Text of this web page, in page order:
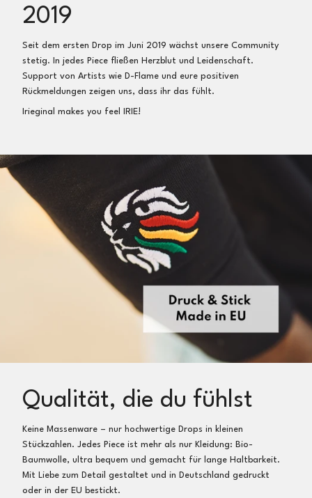
Wir erstatten dir dann dein Geld nach Eingang und
Prüfung der Artikel direkt zurück
Umtausch:
Gerne führen wir einen Umtausch in eine andere Größe
oder in einen anderen Artikel durch
Frankieren (z.B. online alsMaxi Briefinkl.
und an Irieginal, Sichterwiese 23a, 32758 Detmold,
Deutschland zurücksenden
Nach Erhalt der Sendung schicken wir dir umgehend
deinen neuen Artikel kostenfrei zu
2019
Seit dem ersten Drop im Juni 2019 wächst unsere Community
stetig. In jedes Piece fließen Herzblut und Leidenschaft.
Support von Artists wie D-Flame und eure positiven
Rückmeldungen zeigen uns, dass ihr das fühlt.
Irieginal makes you feel IRIE!
Qualität, die du fühlst
Keine Massenware – nur hochwertige Drops in kleinen
Stückzahlen. Jedes Piece ist mehr als nur Kleidung: Bio-
Baumwolle, ultra bequem und gemacht für lange Haltbarkeit.
Mit Liebe zum Detail gestaltet und in Deutschland gedruckt
oder in der EU bestickt.